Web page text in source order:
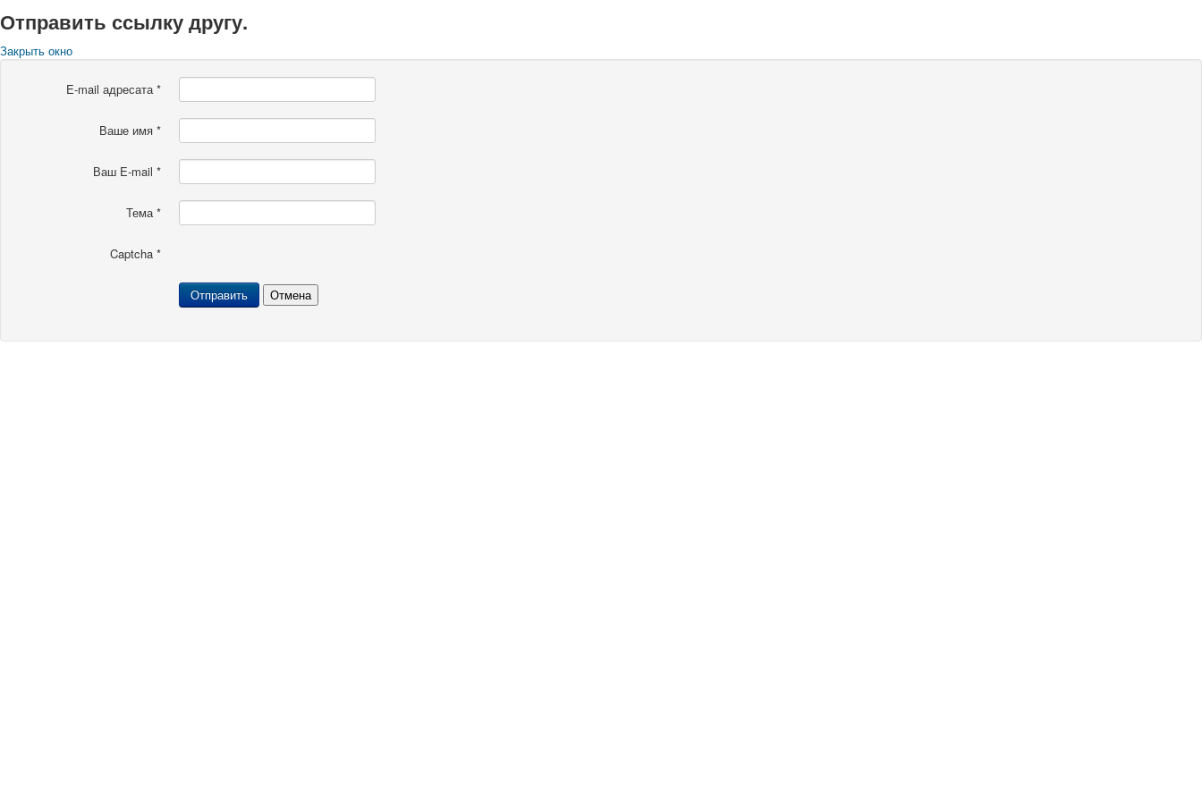
Отправить ссылку другу.
Закрыть окно
E-mail адресата*
Ваше имя *
Ваш E-mail *
Тема*
Captcha *
Отправить Отмена